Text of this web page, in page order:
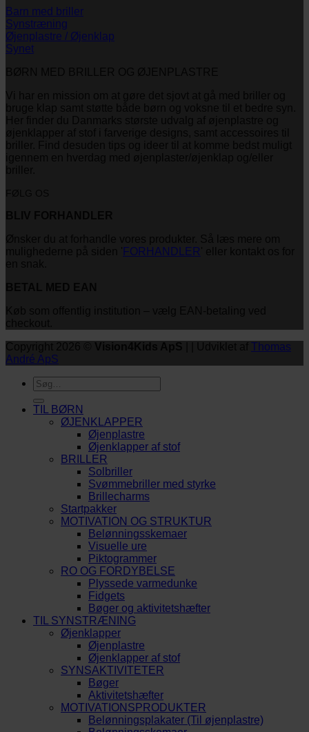
Barn med briller
Synstræning
Øjenplastre / Øjenklap
Synet
FORHANDLER
Thomas
André ApS
Søg
efter:
TIL BØRN
ØJENKLAPPER
Øjenplastre
Øjenklapper af stof
BRILLER
Solbriller
Svømmebriller med styrke
Brillecharms
Startpakker
MOTIVATION OG STRUKTUR
Belønningsskemaer
Visuelle ure
Piktogrammer
RO OG FORDYBELSE
Plyssede varmedunke
Fidgets
Bøger og aktivitetshæfter
TIL SYNSTRÆNING
Øjenklapper
Øjenplastre
Øjenklapper af stof
SYNSAKTIVITETER
Bøger
Aktivitetshæfter
MOTIVATIONSPRODUKTER
Belønningsplakater (Til øjenplastre)